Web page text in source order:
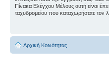
Πίνακα Ελέγχου Μέλους αυτή είναι
ταχυδρομείου που καταχωρήσατε τον
Αρχική Κοινότητας